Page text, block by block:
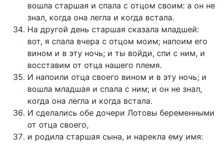
вошла старшая и спала с отцом своим: а он не
знал, когда она легла и когда встала.
На другой день старшая сказала младшей:
вот, я спала вчера с отцом моим; напоим его
вином и в эту ночь; и ты войди, спи с ним, и
восставим от отца нашего племя.
И напоили отца своего вином и в эту ночь; и
вошла младшая и спала с ним; и он не знал,
когда она легла и когда встала.
И сделались обе дочери Лотовы беременными
от отца своего,
и родила старшая сына, и нарекла ему имя: